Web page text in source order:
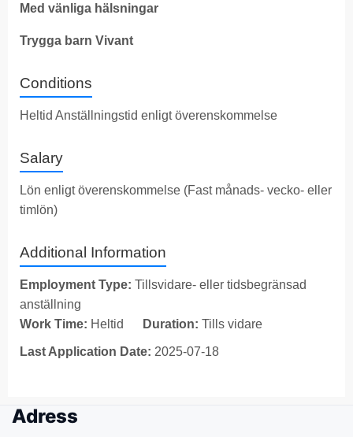
Med vänliga hälsningar
Trygga barn Vivant
Conditions
Heltid Anställningstid enligt överenskommelse
Salary
Lön enligt överenskommelse (Fast månads- vecko- eller
timlön)
Additional Information
Employment Type: Tillsvidare- eller tidsbegränsad
anställning
Work Time: Heltid Duration: Tills vidare
Last Application Date: 2025-07-18
Adress